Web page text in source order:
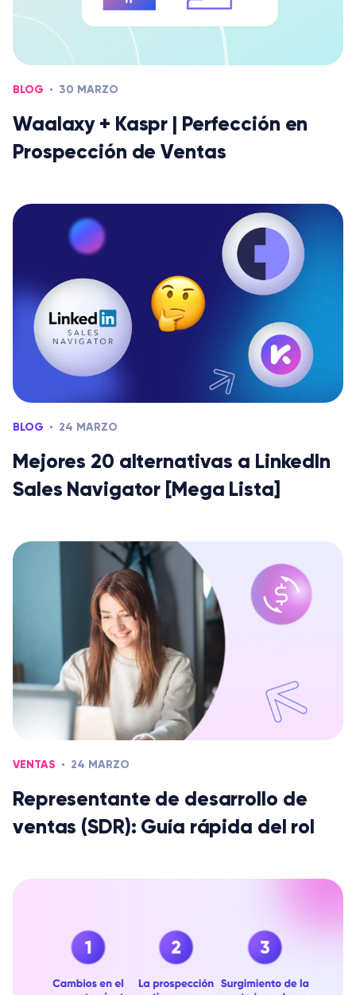
BLOG 30 MARZO
Waalaxy + Kaspr | Perfección en
Prospección de Ventas
BLOG 24 MARZO
Mejores 20 alternativas a LinkedIn
Sales Navigator [Mega Lista]
VENTAS 24 MARZO
Representante de desarrollo de
ventas (SDR): Guía rápida del rol